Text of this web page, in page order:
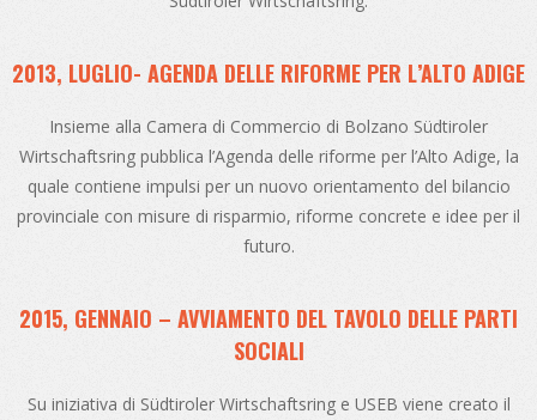
2013, LUGLIO- AGENDA DELLE RIFORME PER L’ALTO ADIGE
Insieme alla Camera di Commercio di Bolzano Südtiroler
Wirtschaftsring pubblica l’Agenda delle riforme per l’Alto Adige, la
quale contiene impulsi per un nuovo orientamento del bilancio
provinciale con misure di risparmio, riforme concrete e idee per il
futuro.
2015, GENNAIO – AVVIAMENTO DEL TAVOLO DELLE PARTI
SOCIALI
Su iniziativa di Südtiroler Wirtschaftsring e USEB viene creato il